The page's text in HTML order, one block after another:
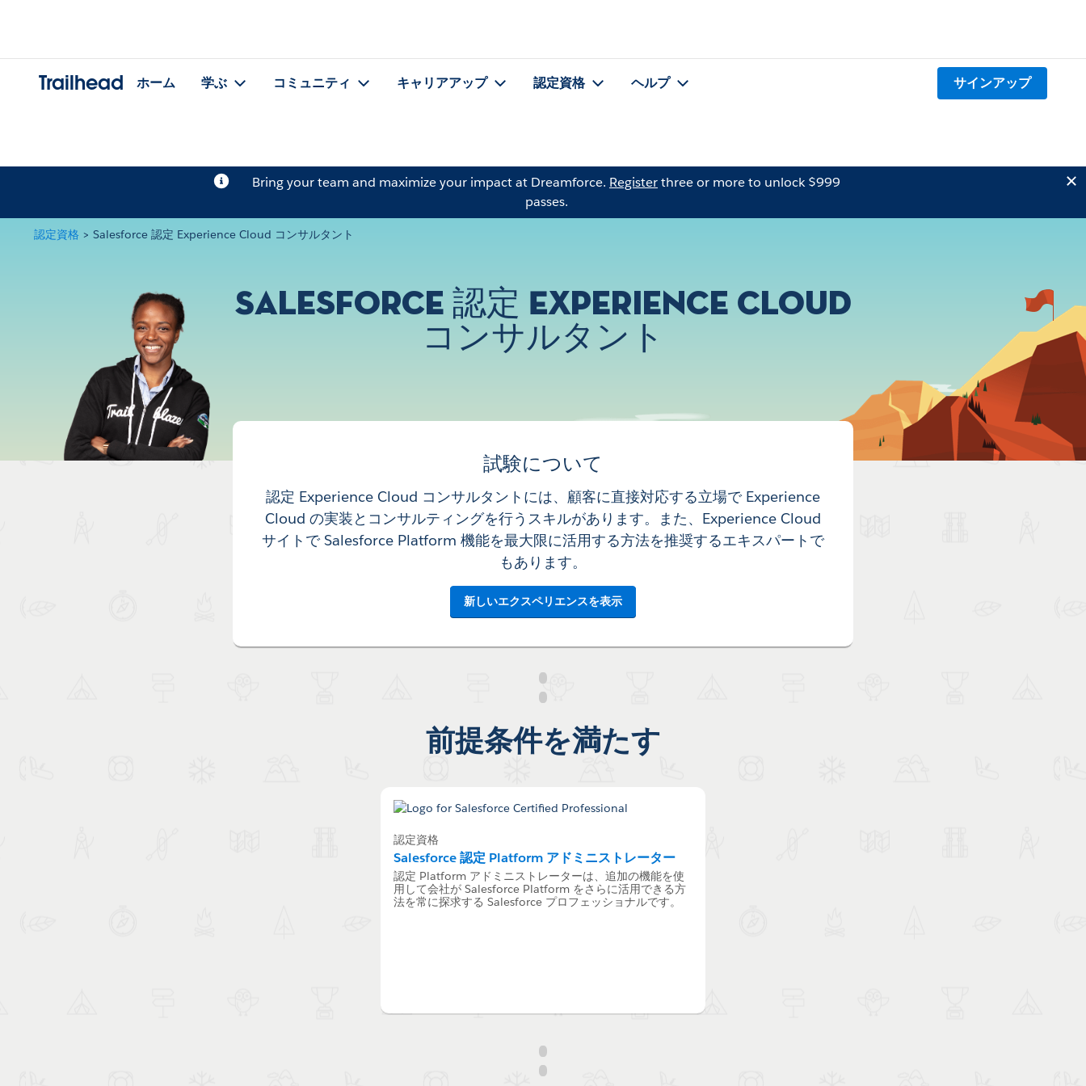
Trailhead ホーム 学ぶ コミュニティ キャリアアップ 認定資格 ヘルプ サインアップ
Bring your team and maximize your impact at Dreamforce. Registerthree or more to unlock $999
passes.
認定資格 > Salesforce 認定 Experience Cloud コンサルタント
Salesforce 認定 Experience Cloud
コンサルタント
試験について
認定 Experience Cloud コンサルタントには、顧客に直接対応する立場で Experience
Cloud の実装とコンサルティングを行うスキルがあります。また、Experience Cloud
サイトで Salesforce Platform 機能を最大限に活用する方法を推奨するエキスパートで
もあります。
新しいエクスペリエンスを表示
前提条件を満たす
認定資格
Salesforce 認定 Platform アドミニストレーター
認定 Platform アドミニストレーターは、追加の機能を使
用して会社が Salesforce Platform をさらに活用できる方
法を常に探求する Salesforce プロフェッショナルです。